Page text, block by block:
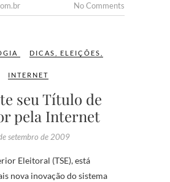
No Comments
DICAS ELEIÇÕES
INTERNET
seu Título de
pela Internet
setembro de 2009
Eleitoral (TSE), está
nova inovação do sistema